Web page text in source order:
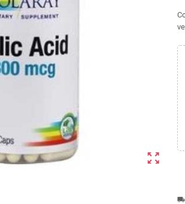
zoom_out_map
local_shipping